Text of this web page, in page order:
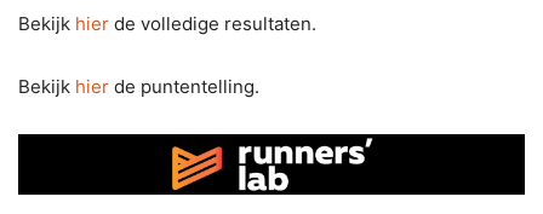
Bekijk hier de volledige resultaten.
Bekijk hier de puntentelling.